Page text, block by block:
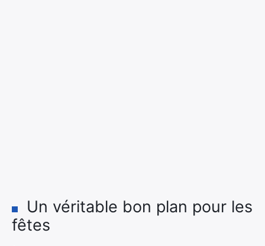
Un véritable bon plan pour les
fêtes